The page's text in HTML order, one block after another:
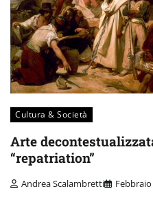
Cultura & Società
Arte
“repatriation”
Andrea Scalambretti Febbraio